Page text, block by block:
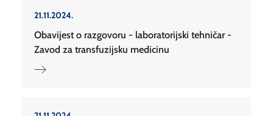
21.11.2024.
Obavijest o razgovoru - laboratorijski tehničar -
Zavod za transfuzijsku medicinu